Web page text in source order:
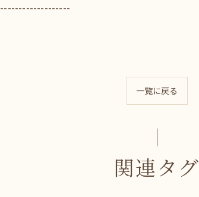
一覧に戻る
関連タグ